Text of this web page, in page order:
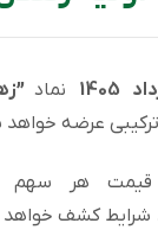
نماد
عرضه
قیمت هر سهم
شرایط کشف